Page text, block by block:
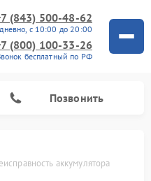
(843) 500-48-62
с 10:00 до 20:00
(800) 100-33-26
бесплатный по РФ
Позвонить
аккумулятора